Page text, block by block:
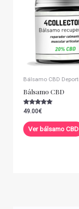
Bálsamo CBD
Bálsamo CBD
Valorado con
de 5
49.00€
Ver bálsamo CBD